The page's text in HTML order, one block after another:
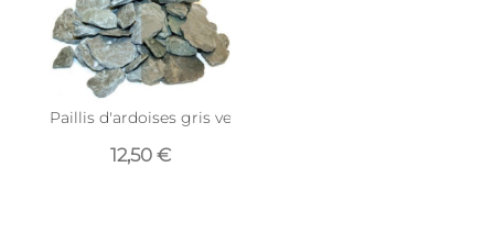
Paillis d'ardoises gris vert argenté 30/60 (1 sac de 20 kgs)
12,50 €